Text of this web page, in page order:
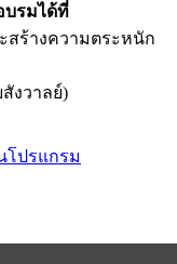
บรมได้ที่
สร้างความตระหนัก
งวาลย์)
โปรแกรม